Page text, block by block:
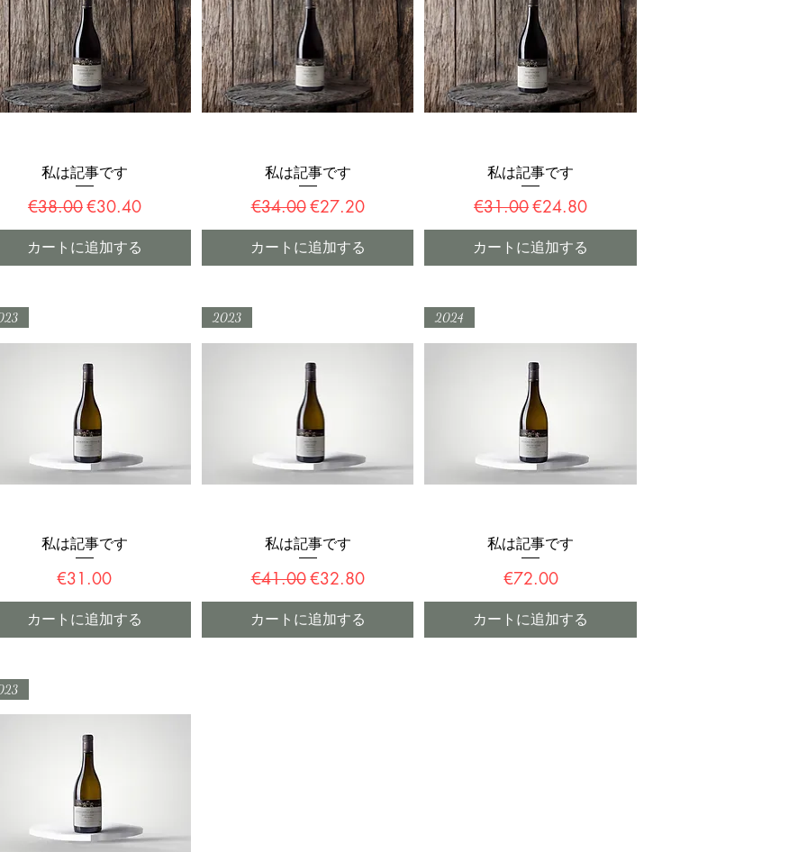
クイックビュー
私は記事です
通常価格
€38.00セール価格
€30.40
カートに追加する
クイックビュー
私は記事です
通常価格
€34.00セール価格
€27.20
カートに追加する
クイックビュー
私は記事です
通常価格
€31.00セール価格
€24.80
カートに追加する
クイックビュー
私は記事です
価格
€31.00
カートに追加する
クイックビュー
2023
私は記事です
通常価格
€41.00セール価格
€32.80
カートに追加する
クイックビュー
2024
私は記事です
価格
€72.00
カートに追加する